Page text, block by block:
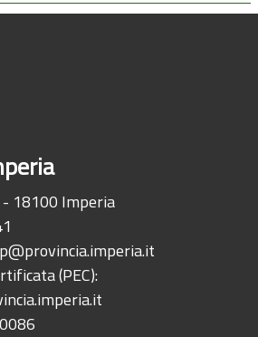
18100 Imperia
(PEC):